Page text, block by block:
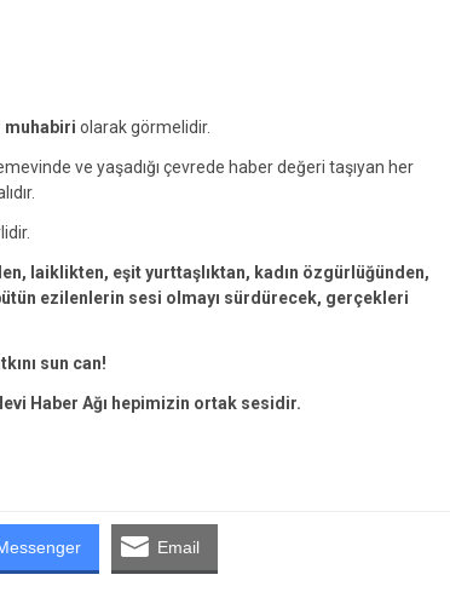
muhabiri olarak görmelidir.
ve yaşadığı çevrede haber değeri taşıyan her
laiklikten, eşit yurttaşlıktan, kadın özgürlüğünden,
ezilenlerin sesi olmayı sürdürecek, gerçekleri
sun can!
Haber Ağı hepimizin ortak sesidir.
Email